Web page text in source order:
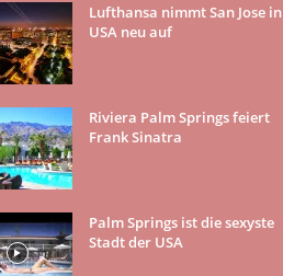
Lufthansa nimmt San Jose in
USA neu auf
Riviera Palm Springs feiert
Frank Sinatra
Palm Springs ist die sexyste
Stadt der USA